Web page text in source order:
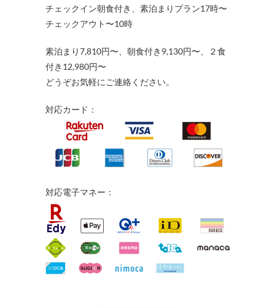
チェックイン朝食付き、素泊まりプラン17時〜
チェックアウト〜10時
素泊まり7,810円〜、朝食付き9,130円〜、２食
付き12,980円〜
どうぞお気軽にご連絡ください。
対応カード：
対応電子マネー：